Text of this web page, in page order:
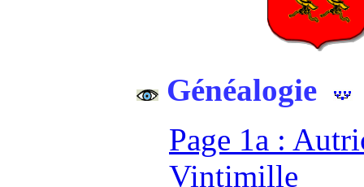
Généalogie
Page 1a :
Vintimille